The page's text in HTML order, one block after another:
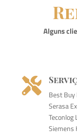
Alguns

Best Buy
Serasa
Teconlog
Siemens